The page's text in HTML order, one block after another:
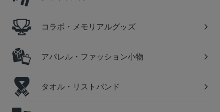
コラボ・メモリアルグッズ
アパレル・ファッション小物
タオル・リストバンド